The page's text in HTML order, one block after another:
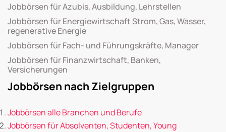
Jobbörsen für Azubis, Ausbildung, Lehrstellen
Jobbörsen für Energiewirtschaft Strom, Gas, Wasser,
regenerative Energie
Jobbörsen für Fach- und Führungskräfte, Manager
Jobbörsen für Finanzwirtschaft, Banken,
Versicherungen
Jobbörsen nach Zielgruppen
Jobbörsen alle Branchen und Berufe
Jobbörsen für Absolventen, Studenten, Young